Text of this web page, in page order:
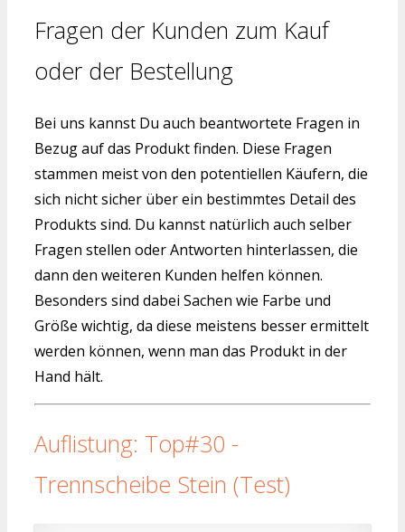
Fragen der Kunden zum Kauf
oder der Bestellung
Bei uns kannst Du auch beantwortete Fragen in
Bezug auf das Produkt finden. Diese Fragen
stammen meist von den potentiellen Käufern, die
sich nicht sicher über ein bestimmtes Detail des
Produkts sind. Du kannst natürlich auch selber
Fragen stellen oder Antworten hinterlassen, die
dann den weiteren Kunden helfen können.
Besonders sind dabei Sachen wie Farbe und
Größe wichtig, da diese meistens besser ermittelt
werden können, wenn man das Produkt in der
Hand hält.
Auflistung: Top#30 -
Trennscheibe Stein (Test)